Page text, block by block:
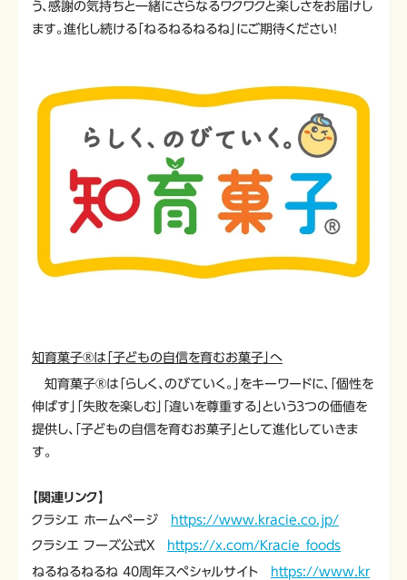
う、感謝の気持ちと一緒にさらなるワクワクと楽しさをお届けし
ます。進化し続ける「ねるねるねるね」にご期待ください！
知育菓子®は「子どもの自信を育むお菓子」へ
知育菓子®は「らしく、のびていく。」をキーワードに、「個性を
伸ばす」「失敗を楽しむ」「違いを尊重する」という3つの価値を
提供し、「子どもの自信を育むお菓子」として進化していきま
す。
【関連リンク】
クラシエ ホームページ
https://www.kracie.co.jp/
クラシエ フーズ公式X https://x.com/Kracie_foods
ねるねるねるね 40周年スペシャルサイト
https://www.kr